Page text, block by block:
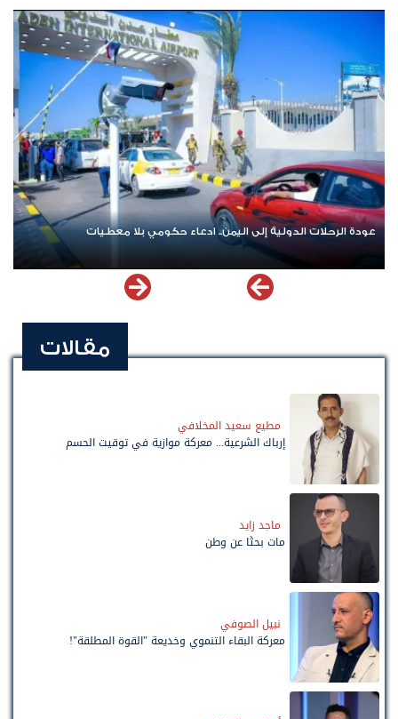
معطيات اشترك الآن في قناة الواتساب لـ نيوزيمن
مقالات
مطيع سعيد المخلافي
إرباك الشرعية... معركة موازية في توقيت الحسم
ماجد زايد
مات بحثًا عن وطن
نبيل الصوفي
معركة البقاء التنموي وخديعة "القوة المطلقة"!